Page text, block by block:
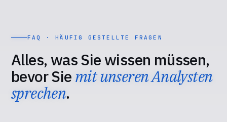
FAQ · HÄUFIG GESTELLTE FRAGEN
Alles, was Sie wissen müssen,
bevor Sie mit unseren Analysten
sprechen.